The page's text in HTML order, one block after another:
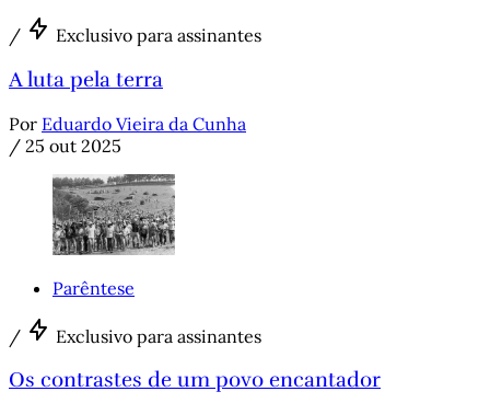
/ Exclusivo para assinantes
A luta pela terra
Por Eduardo Vieira da Cunha
/ 25 out 2025
Parêntese
/ Exclusivo para assinantes
Os contrastes de um povo encantador